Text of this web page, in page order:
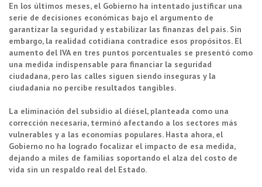
En los últimos meses, el Gobierno ha intentado justificar una
serie de decisiones económicas bajo el argumento de
garantizar la seguridad y estabilizar las finanzas del país. Sin
embargo, la realidad cotidiana contradice esos propósitos. El
aumento del IVA en tres puntos porcentuales se presentó como
una medida indispensable para financiar la seguridad
ciudadana, pero las calles siguen siendo inseguras y la
ciudadanía no percibe resultados tangibles.
La eliminación del subsidio al diésel, planteada como una
corrección necesaria, terminó afectando a los sectores más
vulnerables y a las economías populares. Hasta ahora, el
Gobierno no ha logrado focalizar el impacto de esa medida,
dejando a miles de familias soportando el alza del costo de
vida sin un respaldo real del Estado.